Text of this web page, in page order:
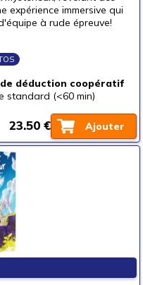
expérience immersive qui
à rude épreuve!
déduction coopératif
standard (<60 min)
Ajouter
23.50 €